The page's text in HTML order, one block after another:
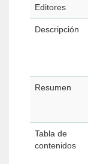
Editores
Descripción
Resumen
Tabla de
contenidos